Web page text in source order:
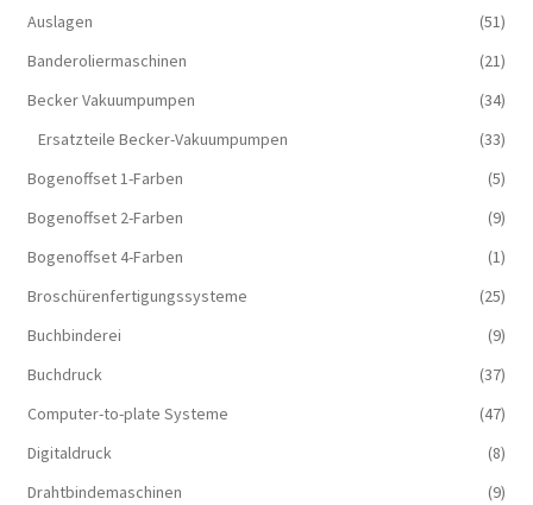
Auslagen
(51)
Banderoliermaschinen
(21)
Becker Vakuumpumpen
(34)
Ersatzteile Becker-Vakuumpumpen
(33)
Bogenoffset 1-Farben
(5)
Bogenoffset 2-Farben
(9)
Bogenoffset 4-Farben
(1)
Broschürenfertigungssysteme
(25)
Buchbinderei
(9)
Buchdruck
(37)
Computer-to-plate Systeme
(47)
Digitaldruck
(8)
Drahtbindemaschinen
(9)